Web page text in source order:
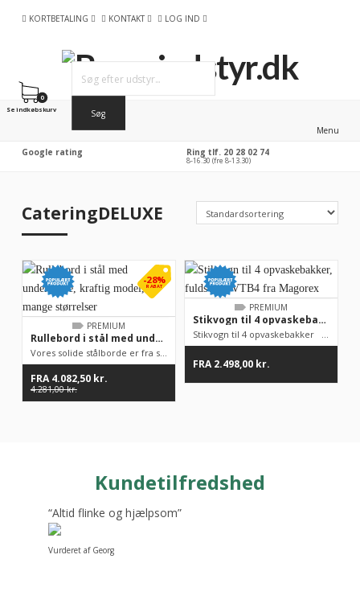
KORTBETALING KONTAKT LOG IND
Menu
0
Se indkøbskurv
Google rating Ring tlf. 20 28 02 74
8-16.30 (fre 8-13.30)
CateringDELUXE
-28%
RABAT
PREMIUM
Rullebord i stål med underhylde, kraftig model, mange størrelser
Vores solide stålborde er fra samme fabrik som disse rullebord...
FRA4.082,50 kr.
4.281,00kr.
PREMIUM
Stikvogn til 4 opvaskebakker, fuldsvejst VTB4 fra Magorex
Stikvogn til 4 opvaskebakker Med eller uden vulstkant &...
FRA2.498,00 kr.
Kundetilfredshed
“Altid flinke og hjælpsom”
Vurderet af Georg